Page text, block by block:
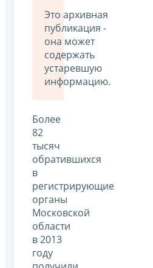
Это архивная
публикация -
она может
содержать
устаревшую
информацию.
Более
82
тысяч
обратившихся
в
регистрирующие
органы
Московской
области
в 2013
году